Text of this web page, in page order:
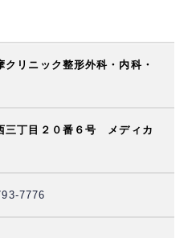
クリニック整形外科・内科・
三丁目２０番６号 メディカ
7776